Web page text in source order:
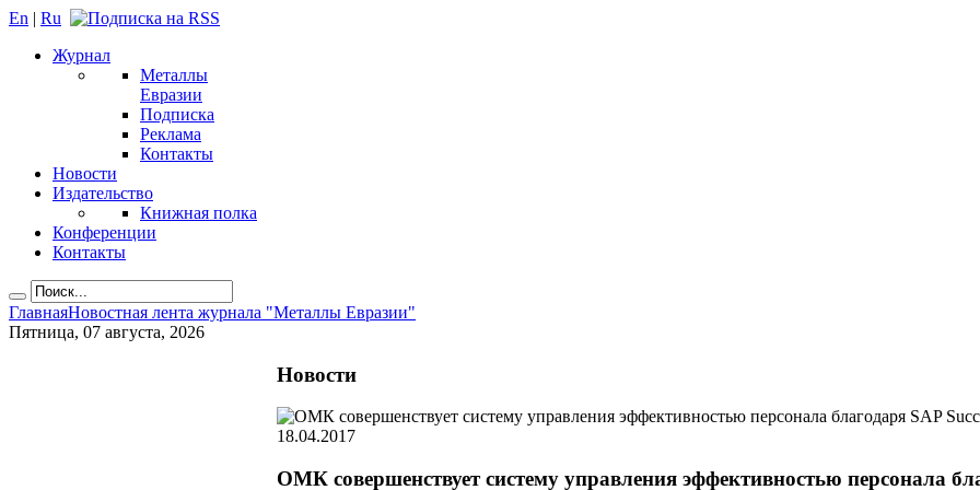
En | Ru
Журнал
Металлы
Евразии
Подписка
Реклама
Контакты
Новости
Издательство
Книжная полка
Конференции
Контакты
ГлавнаяНовостная лента журнала "Металлы Евразии"
Пятница, 07 августа, 2026
Новости
18.04.2017
ОМК совершенствует систему управления эффективностью персонала